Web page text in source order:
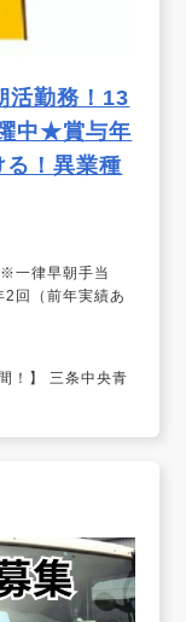
活勤務！13
中★賞与年
！異業種
一律早朝手当
回（前年実績あ
！】 三条中央青